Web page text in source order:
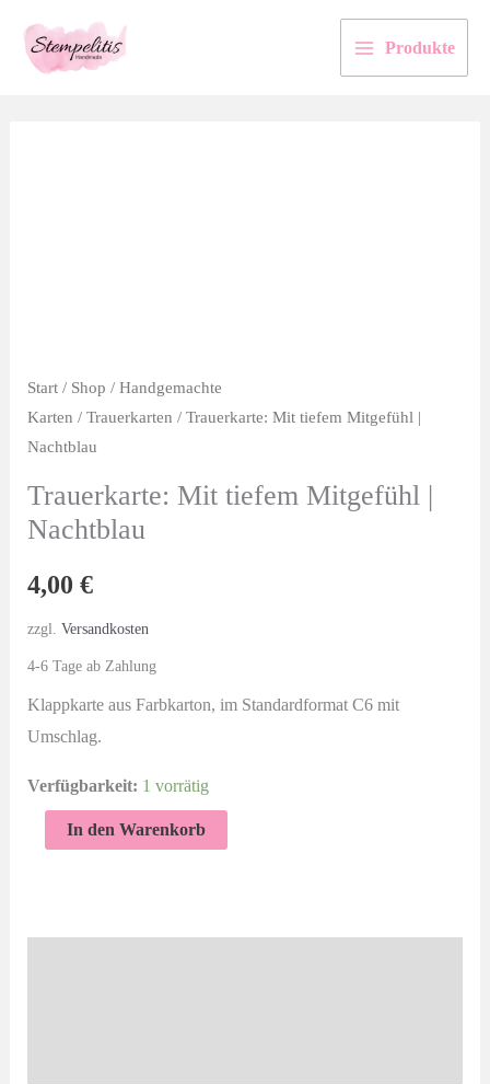
Inhalt
springen
Produkte
Start/ Shop / Handgemachte
Karten / Trauerkarten / Trauerkarte: Mit tiefem Mitgefühl |
Nachtblau
Trauerkarte: Mit tiefem Mitgefühl |
Nachtblau
4,00 €
zzgl. Versandkosten
4-6 Tage ab Zahlung
Klappkarte aus Farbkarton, im Standardformat C6 mit
Umschlag.
Verfügbarkeit: 1 vorrätig
Trauerkarte:
In den Warenkorb